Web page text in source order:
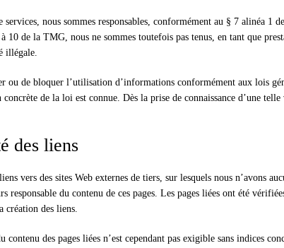
services, nous sommes responsables, conformément au § 7 alinéa
10 de la TMG, nous ne sommes toutefois pas tenus, en tant que
illégale.
ou de bloquer l’utilisation d’informations conformément aux lois
de la loi est connue. Dès la prise de connaissance d’une
des liens
vers des sites Web externes de tiers, sur lesquels nous n’avons
responsable du contenu de ces pages. Les pages liées ont été
création des liens.
contenu des pages liées n’est cependant pas exigible sans indices